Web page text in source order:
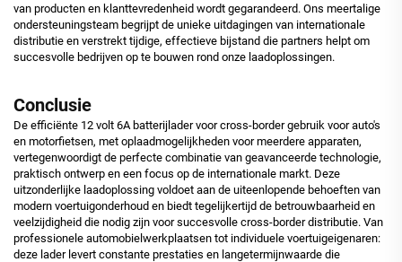
van producten en klanttevredenheid wordt gegarandeerd. Ons meertalige
ondersteuningsteam begrijpt de unieke uitdagingen van internationale
distributie en verstrekt tijdige, effectieve bijstand die partners helpt om
succesvolle bedrijven op te bouwen rond onze laadoplossingen.
Conclusie
De efficiënte 12 volt 6A batterijlader voor cross-border gebruik voor auto's
en motorfietsen, met oplaadmogelijkheden voor meerdere apparaten,
vertegenwoordigt de perfecte combinatie van geavanceerde technologie,
praktisch ontwerp en een focus op de internationale markt. Deze
uitzonderlijke laadoplossing voldoet aan de uiteenlopende behoeften van
modern voertuigonderhoud en biedt tegelijkertijd de betrouwbaarheid en
veelzijdigheid die nodig zijn voor succesvolle cross-border distributie. Van
professionele automobielwerkplaatsen tot individuele voertuigeigenaren:
deze lader levert constante prestaties en langetermijnwaarde die